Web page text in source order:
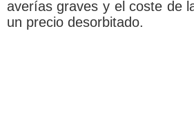
averías graves y el coste de
un precio desorbitado.